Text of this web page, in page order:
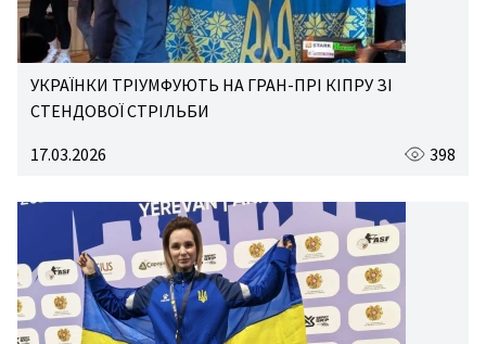
УКРАЇНКИ ТРІУМФУЮТЬ НА ГРАН-ПРІ КІПРУ ЗІ
СТЕНДОВОЇ СТРІЛЬБИ
17.03.2026
398